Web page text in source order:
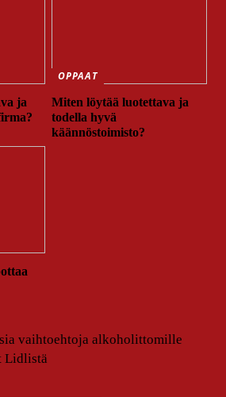
ja
OPPAAT
Miten löytää luotettava ja
todella hyvä
käännöstoimisto?
vaihtoehtoja alkoholittomille
Lidlistä